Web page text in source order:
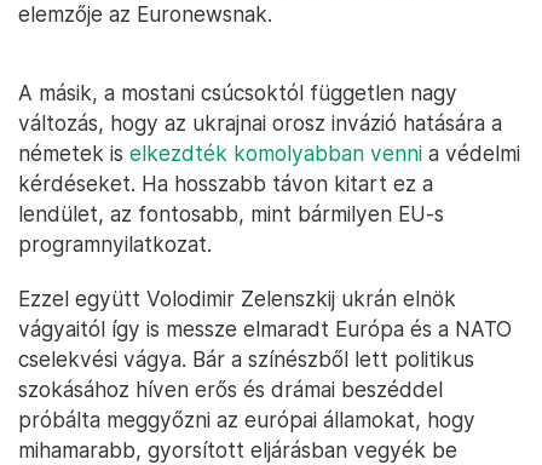
elemzője az Euronewsnak.
A másik, a mostani csúcsoktól független nagy
változás, hogy az ukrajnai orosz invázió hatására a
németek is elkezdték komolyabban venni a védelmi
kérdéseket. Ha hosszabb távon kitart ez a
lendület, az fontosabb, mint bármilyen EU-s
programnyilatkozat.
Ezzel együtt Volodimir Zelenszkij ukrán elnök
vágyaitól így is messze elmaradt Európa és a NATO
cselekvési vágya. Bár a színészből lett politikus
szokásához híven erős és drámai beszéddel
próbálta meggyőzni az európai államokat, hogy
mihamarabb, gyorsított eljárásban vegyék be